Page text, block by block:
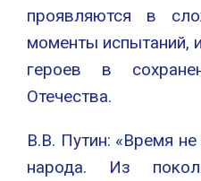
проявляются в
моменты испытаний,
героев в
Отечества.
В.В. Путин: «Время
народа. Из